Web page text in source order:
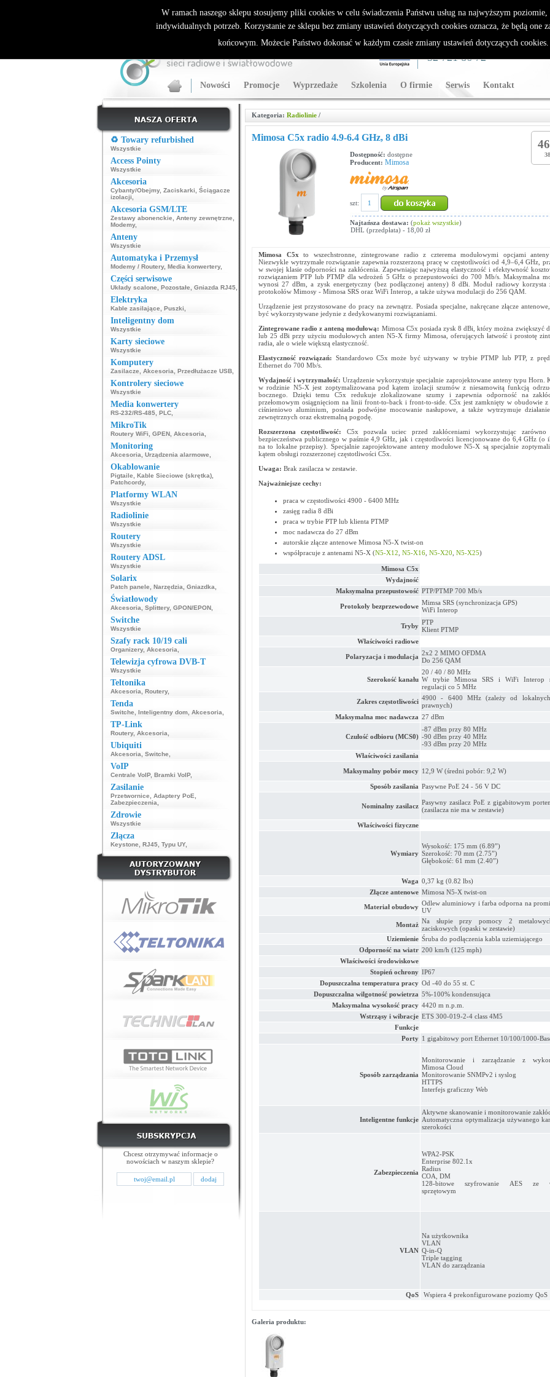
ALLNET.PL Sieci bezprzewodowe - generalny dystrybutor Sparklan
Nowości Promocje Wyprzedaże Szkolenia O firmie Serwis Kontakt
WSPARCIE TECHNICZNE
32 721 86 72
♻️ Towary refurbished
Wszystkie
Access Pointy
Wszystkie
Akcesoria
Cybanty/Obejmy, Zaciskarki
Ściągacze
izolacji
Akcesoria GSM/LTE
Zestawy abonenckie Anteny zewnętrzne
Modemy,
Anteny
Wszystkie
Automatyka i Przemysł
Modemy / Routery, Media konwertery,
Części serwisowe
Układy scalone Pozostałe Gniazda RJ45,
Elektryka
Kable zasilające Puszki
Inteligentny dom
Wszystkie
Karty sieciowe
Wszystkie
Komputery
Zasilacze Akcesoria Przedłużacze USB,
Kontrolery sieciowe
Wszystkie
Media konwertery
RS-232/RS-485, PLC,
MikroTik
Routery WiFi GPEN, Akcesoria
Monitoring
Akcesoria Urządzenia alarmowe
Okablowanie
Pigtaile Kable Sieciowe (skrętka),
Patchcordy,
Platformy WLAN
Wszystkie
Radiolinie
Wszystkie
Routery
Wszystkie
Routery ADSL
Wszystkie
Solarix
Patch panele Narzędzia Gniazdka
Światłowody
Akcesoria Splittery, GPON/EPON,
Switche
Wszystkie
Szafy rack 10/19 cali
Organizery, Akcesoria
Telewizja cyfrowa DVB-T
Wszystkie
Teltonika
Akcesoria Routery,
Tenda
Switche Inteligentny dom, Akcesoria
TP-Link
Routery, Akcesoria
Ubiquiti
Akcesoria Switche
VoIP
Centrale VoIP, Bramki VoIP,
Zasilanie
Przetwornice Adaptery PoE
Zabezpieczenia
Zdrowie
Wszystkie
Złącza
Keystone RJ45, Typu UY,
Chcesz otrzymywać informacje o
nowościach w naszym sklepie?
Kategoria: Radiolinie /
Mimosa C5x radio 4.9-6.4 GHz, 8 dBi
Dostępność: dostępne
Producent: Mimosa
szt:
Najtańsza dostawa: (pokaż wszystkie)
DHL (przedpłata) - 18,00 zł
Mimosa C5x to wszechstronne, zintegrowane radio z czterema modułowymi opcjami
Niezwykle wytrzymałe rozwiązanie zapewnia rozszerzoną pracę w częstotliwości od 4,9–6,4 GHz,
w swojej klasie odporności na zakłócenia. Zapewniając najwyższą elastyczność i efektywność
rozwiązaniem PTP lub PTMP dla wdrożeń 5 GHz o przepustowości do 700 Mb/s. Maksymalna
wynosi 27 dBm, a zysk energetyczny (bez podłączonej anteny) 8 dBi. Moduł radiowy korzysta
protokołów Mimosy - Mimosa SRS oraz WiFi Interop, a także używa modulacji do 256 QAM.
Urządzenie jest przystosowane do pracy na zewnątrz. Posiada specjalne, nakręcane złącze
być wykorzystywane jedynie z dedykowanymi rozwiązaniami.
Zintegrowane radio z anteną modułową: Mimosa C5x posiada zysk 8 dBi, który można zwiększyć
lub 25 dBi przy użyciu modułowych anten N5-X firmy Mimosa, oferujących łatwość i prostotę
radia, ale o wiele większą elastyczność.
Elastyczność rozwiązań: Standardowo C5x może być używany w trybie PTMP lub PTP, z
Ethernet do 700 Mb/s.
Wydajność i wytrzymałość:Urządzenie wykorzystuje specjalnie zaprojektowane anteny typu Horn.
w rodzinie N5-X jest zoptymalizowana pod kątem izolacji szumów z niesamowitą funkcją
bocznego. Dzięki temu C5x redukuje zlokalizowane szumy i zapewnia odporność na
przełomowym osiągnięciom na linii front-to-back i front-to-side. C5x jest zamknięty w obudowie z
ciśnieniowo aluminium, posiada podwójne mocowanie nasłupowe, a także wytrzymuje
zewnętrznych oraz ekstremalną pogodę.
Rozszerzona częstotliwość: C5x pozwala uciec przed zakłóceniami wykorzystując zarówno
bezpieczeństwa publicznego w paśmie 4,9 GHz, jak i częstotliwości licencjonowane do 6,4 GHz (o
na to lokalne przepisy). Specjalnie zaprojektowane anteny modułowe N5-X są specjalnie
kątem obsługi rozszerzonej częstotliwości C5x.
Uwaga: Brak zasilacza w zestawie.
Najważniejsze cechy:
praca w częstotliwości 4900 - 6400 MHz
zasięg radia 8 dBi
praca w trybie PTP lub klienta PTMP
moc nadawcza do 27 dBm
autorskie złącze antenowe Mimosa N5-X twist-on
współpracuje z antenami N5-X (N5-X12 N5-X16 N5-X20 N5-X25)
Mimosa C5x
Wydajność
Maksymalna przepustowość PTP/PTMP 700 Mb/s
Protokoły bezprzewodowe Mimsa SRS (synchronizacja GPS)
WiFi Interop
Tryby PTP
Klient PTMP
Właściwości radiowe
Polaryzacja i modulacja 2x2 2 MIMO OFDMA
Do 256 QAM
Szerokość kanału
20 / 40 / 80 MHz
W trybie Mimosa SRS i WiFi Interop
regulacji co 5 MHz
Zakres częstotliwości 4900 - 6400 MHz (zależy od
prawnych)
Maksymalna moc nadawcza 27 dBm
Czułość odbioru (MCS0)
-87 dBm przy 80 MHz
-90 dBm przy 40 MHz
-93 dBm przy 20 MHz
Właściwości zasilania
Maksymalny pobór mocy 12,9 W (średni pobór: 9,2 W)
Sposób zasilania Pasywne PoE 24 - 56 V DC
Nominalny zasilacz Pasywny zasilacz PoE z gigabitowym
(zasilacza nie ma w zestawie)
Właściwości fizyczne
Wymiary
Wysokość: 175 mm (6.89”)
Szerokość: 70 mm (2.75”)
Głębokość: 61 mm (2.40”)
Waga 0,37 kg (0.82 lbs)
Złącze antenowe Mimosa N5-X twist-on
Materiał obudowy Odlew aluminiowy i farba odporna na
UV
Montaż Na słupie przy pomocy 2
zaciskowych (opaski w zestawie)
Uziemienie Śruba do podłączenia kabla uziemiającego
Odporność na wiatr 200 km/h (125 mph)
Właściwości środowiskowe
Stopień ochrony IP67
Dopuszczalna temperatura pracy Od -40 do 55 st. C
Dopuszczalna wilgotność powietrza 5%-100% kondensująca
Maksymalna wysokość pracy 4420 m n.p.m.
Wstrząsy i wibracje ETS 300-019-2-4 class 4M5
Funkcje
Porty 1 gigabitowy port Ethernet 10/100/1000-
Sposób zarządzania
Monitorowanie i zarządzanie z
Mimosa Cloud
Monitorowanie SNMPv2 i syslog
HTTPS
Interfejs graficzny Web
Inteligentne funkcje
Aktywne skanowanie i monitorowanie
Automatyczna optymalizacja używanego
szerokości
Zabezpieczenia
WPA2-PSK
Enterprise 802.1x
Radius
COA, DM
128-bitowe szyfrowanie AES ze
sprzętowym
VLAN
Na użytkownika
VLAN
Q-in-Q
Triple tagging
VLAN do zarządzania
QoS Wspiera 4 prekonfigurowane poziomy QoS
Galeria produktu:
W ramach naszego sklepu stosujemy pliki cookies w celu świadczenia Państwu usług na najwyższym
indywidualnych potrzeb. Korzystanie ze sklepu bez zmiany ustawień dotyczących cookies oznacza, że będą one
końcowym. Możecie Państwo dokonać w każdym czasie zmiany ustawień dotyczących cookies.